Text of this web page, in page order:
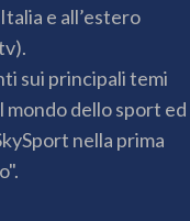
e all’estero
sui principali temi
dello sport ed
nella prima